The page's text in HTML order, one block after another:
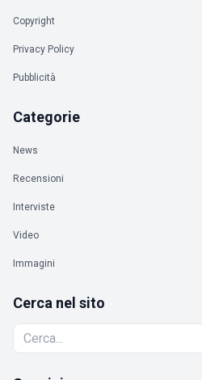
Copyright
Privacy Policy
Pubblicità
Categorie
News
Recensioni
Interviste
Video
Immagini
Cerca nel sito